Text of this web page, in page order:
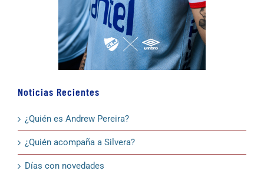
Noticias Recientes
¿Quién es Andrew Pereira?
¿Quién acompaña a Silvera?
Días con novedades